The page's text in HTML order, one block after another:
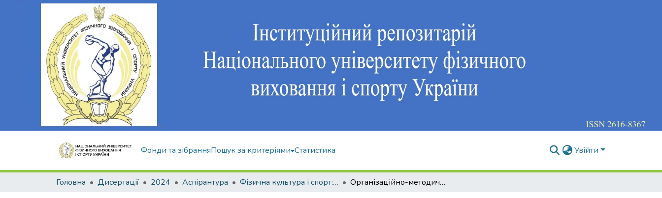
Фонди та зібранняПошук за критеріями Статистика Увійти
Головна Дисертації 2024 Аспірантура Фізична культура і спорт: 017 Організаційно-методичні засади формування мотивації студентів до занять руховою активністю у фізичному вихованні в закладах вищої освіти КНР